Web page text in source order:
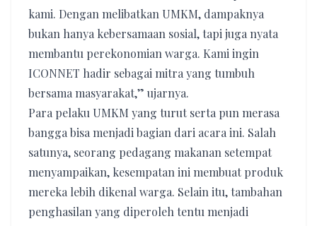
kami. Dengan melibatkan UMKM, dampaknya
bukan hanya kebersamaan sosial, tapi juga nyata
membantu perekonomian warga. Kami ingin
ICONNET hadir sebagai mitra yang tumbuh
bersama masyarakat,” ujarnya.
Para pelaku UMKM yang turut serta pun merasa
bangga bisa menjadi bagian dari acara ini. Salah
satunya, seorang pedagang makanan setempat
menyampaikan, kesempatan ini membuat produk
mereka lebih dikenal warga. Selain itu, tambahan
penghasilan yang diperoleh tentu menjadi